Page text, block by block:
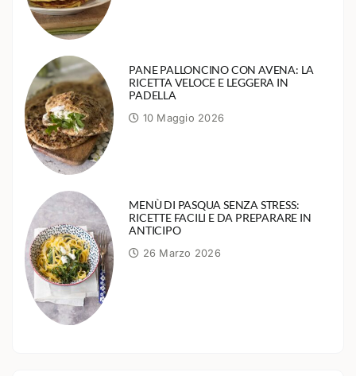
PANE PALLONCINO CON AVENA: LA
RICETTA VELOCE E LEGGERA IN
PADELLA
10 Maggio 2026
MENÙ DI PASQUA SENZA STRESS:
RICETTE FACILI E DA PREPARARE IN
ANTICIPO
26 Marzo 2026